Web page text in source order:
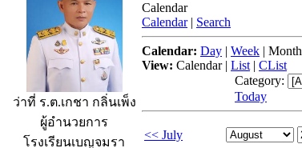
ว่าที่ ร.ต.เกชา กลิ่นเพ็ง
ผู้อำนวยการ
โรงเรียนเบญจมรา
Calendar
Calendar | Search
Calendar: Day | Week | Month
View: Calendar| List | CList
Category:
Today
<< July